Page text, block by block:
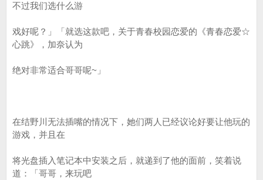
不过我们选什么游
戏好呢？」「就选这款吧，关于青春校园恋爱的《青春恋爱☆
心跳》，加奈认为
绝对非常适合哥哥呢~」
在结野川无法插嘴的情况下，她们两人已经议论好要让他玩的
游戏，并且在
将光盘插入笔记本中安装之后，就递到了他的面前，笑着说
道：「哥哥，来玩吧